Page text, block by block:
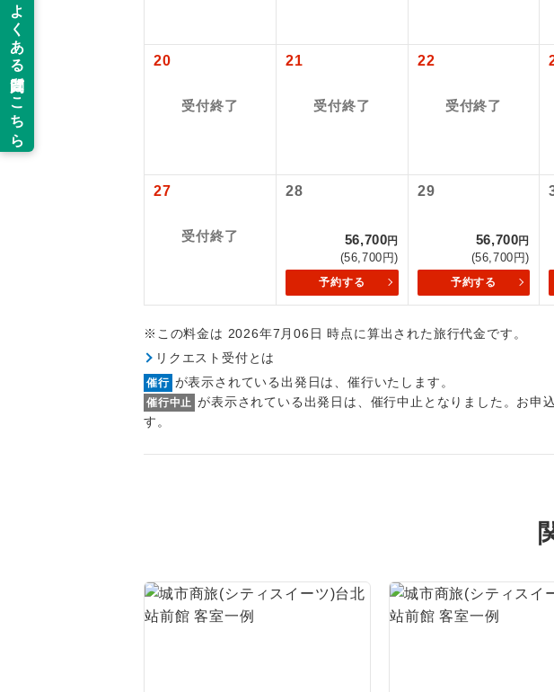
20
受付終了
21
受付終了
22
受付終了
27
受付終了
28
56,700円
(56,700円)
予約する
29
56,700円
(56,700円)
予約する
※この料金は 2026年7月06日 時点に算出された旅行代金です。
リクエスト受付とは
催行 が表示されている出発日は、催行いたします。
催行中止 が表示されている出発日は、催行中止となりました。お申
す。
旅行代金に各国空港の旅客サービス
2026/8/7〜2026/9/20 大人（12歳以
予約・発券システム手数料
2026/8/7〜2026/9/20 大人（12歳以
4,500円
2026/9/21〜 大人（12歳以上）4,500
2026/8/7〜2026/9/20 大人（12歳以上
追加代金にて各地発着ありとは
当ツアーは日程表に記載の出発空
新コース 初登場
ユネス
大浴場 ご宿泊
全ての
トラベルイヤホン
周りの
1名様催行 1名様か
おひと
1名様1室同代金 1名様1
ご夫婦限定 ご夫婦